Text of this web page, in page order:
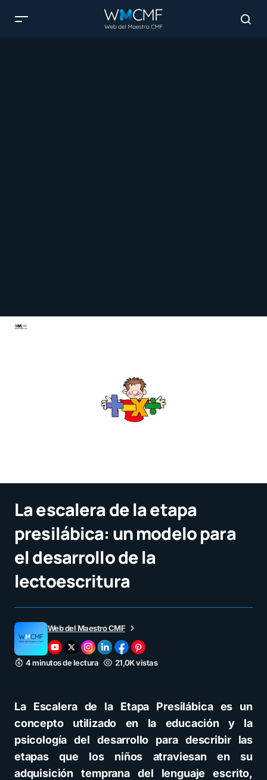
La escalera de la etapa
presilábica: un modelo para
el desarrollo de la
lectoescritura
Web del Maestro CMF
4 minutos de lectura 21,0K vistas
La Escalera de la Etapa Presilábica es un
concepto utilizado en la educación y la
psicología del desarrollo para describir las
etapas que los niños atraviesan en su
adquisición temprana del lenguaje escrito,